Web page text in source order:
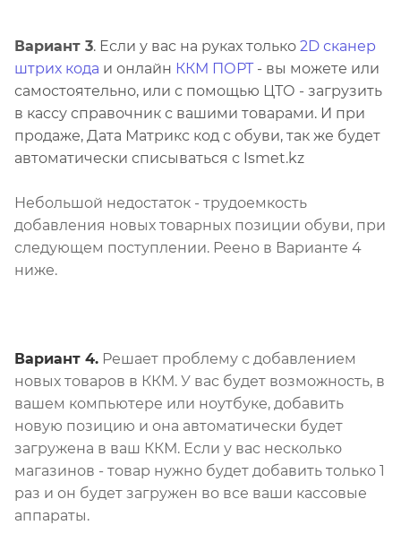
Вариант 3. Если у вас на руках только 2D сканер
штрих кода и онлайн ККМ ПОРТ- вы можете или
самостоятельно, или с помощью ЦТО - загрузить
в кассу справочник с вашими товарами. И при
продаже, Дата Матрикс код с обуви, так же будет
автоматически списываться с Ismet.kz
Небольшой недостаток - трудоемкость
добавления новых товарных позиции обуви, при
следующем поступлении. Реено в Варианте 4
ниже.
Вариант 4. Решает проблему с добавлением
новых товаров в ККМ. У вас будет возможность, в
вашем компьютере или ноутбуке, добавить
новую позицию и она автоматически будет
загружена в ваш ККМ. Если у вас несколько
магазинов - товар нужно будет добавить только 1
раз и он будет загружен во все ваши кассовые
аппараты.